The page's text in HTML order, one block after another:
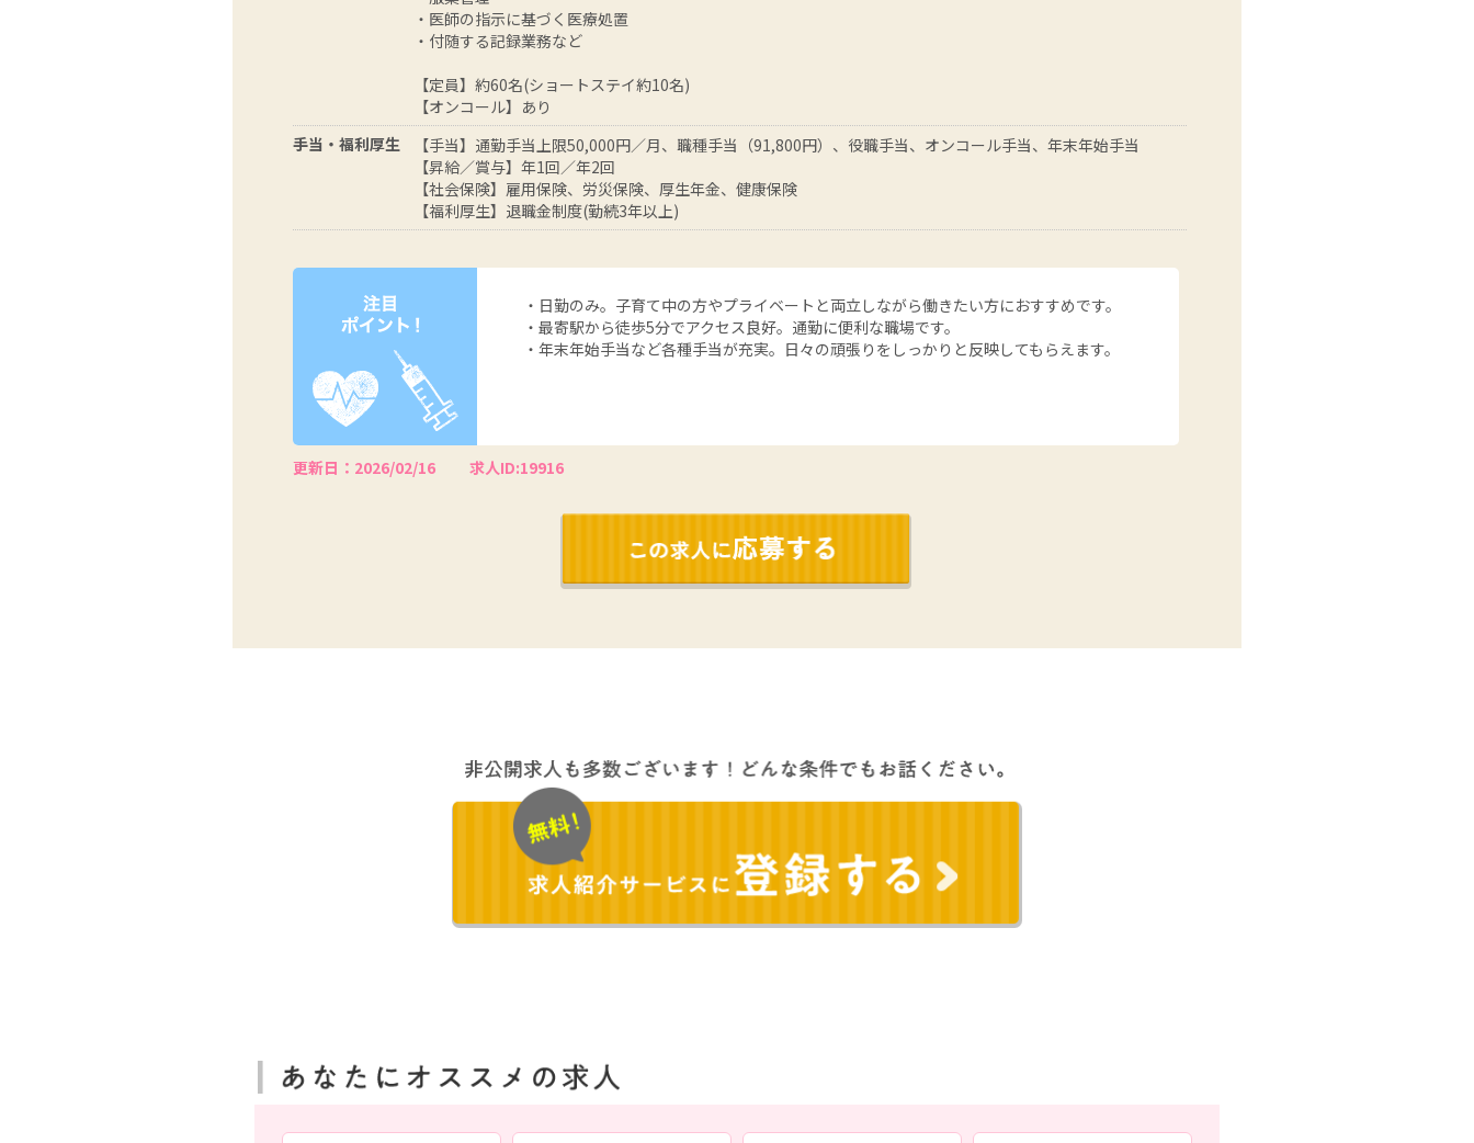
・医師の指示に基づく医療処置
・付随する記録業務など
【定員】約60名(ショートステイ約10名)
【オンコール】あり
手当・福利厚生
【手当】通勤手当上限50,000円／月、職種手当（91,800円）、役職手当、オンコール手当、年末年始手当
【昇給／賞与】年1回／年2回
【社会保険】雇用保険、労災保険、厚生年金、健康保険
【福利厚生】退職金制度(勤続3年以上)
・日勤のみ。子育て中の方やプライベートと両立しながら働きたい方におすすめです。
・最寄駅から徒歩5分でアクセス良好。通勤に便利な職場です。
・年末年始手当など各種手当が充実。日々の頑張りをしっかりと反映してもらえます。
更新日：2026/02/16 求人ID:19916